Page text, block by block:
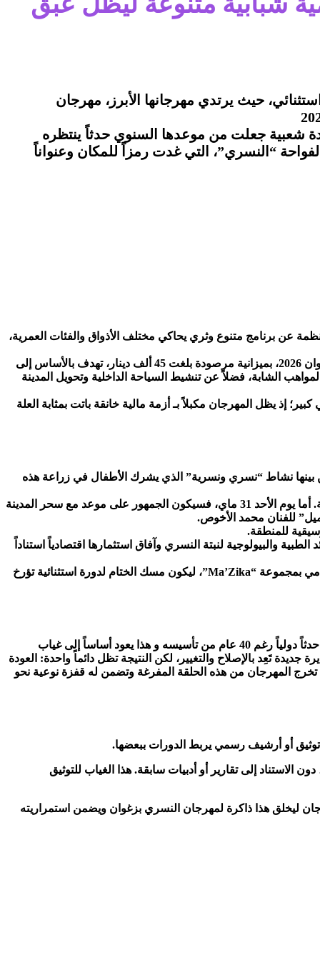
حيث يرتدي مهرجانها الأبرز، مهرجان
شعبية جعلت من موعدها السنوي حدثاً ينتظره
“النسري”، التي غدت رمزاً للمكان وعنواناً
للمهرجان ندوة صحفية يوم السبت 23 ماي 2026، كشفت خلالها الجمعية المنظمة عن برنامج متنوع وثري يحاكي مختلف الأذواق والفئات العمرية،
وفي هذا السياق، أكد مدير المهرجان، السيد حمدة غلاب، أن الفعاليات ستنطلق رسمياً يوم الجمعة 29 ماي الجاري وتستمر حتى السابع من جوان 2026، بميزانية مرصودة بلغت 45 ألف دينار، تهدف بالأساس إلى
الشابة، فضلاً عن تنشيط السياحة الداخلية وتحويل المدينة
إذ يظل المهرجان مكبلاً بـ أزمة مالية خانقة باتت بمثابة العلة
في أرجاء المدينة، يبرز من بينها نشاط “نسري ونسرية” الذي يشرك الأطفال في زراعة هذه
وتتواصل الأجواء التراثية والموسيقية في اليوم الموالي، السبت 30 ماي، مع عرض “فلاڨة” الذي يعد بتقديم لوحات فنية تحاكي الهوية التونسية. أما يوم الأحد 31 ماي، فسيكون الجمهور على موعد مع سحر المدينة
للفنان محمد الأخوص.
الضوء على الفوائد الطبية والبيولوجية لنبتة النسري وآفاق استثمارها اقتصادياً استناداً
وفي ختام هذه الملحمة الاحتفالية، يسدل الستار يوم الأحد 7 جوان 2026 بعرض سينوج المتميز “Sinouj Odyssey” الذي يجمع الفنان أحمد بنجامي بمجموعة “Ma’Zika”، ليكون مسك الختام لدورة استثنائية تؤرخ
ورغم القيمة التاريخية والثقافية الكبيرة لمهرجان النسري بزغوان، إلا أنه ما زال يعيش في دائرة ضيقة، ولم ينجح حتى الآن في التطور ليصبح حدثاً دولياً رغم 40 عام من تأسيسه و هذا يعود أساساً إلى غياب
تَعِد بالإصلاح والتغيير، لكن النتيجة تظل دائماً واحدة: العودة
تخرج المهرجان من هذه الحلقة المفرغة وتضمن له قفزة نوعية نحو
أو أرشيف رسمي يربط الدورات ببعضها.
إلى تقارير أو أدبيات سابقة. هذا الغياب للتوثيق
ليخلق هذا ذاكرة لمهرجان النسري بزغوان ويضمن استمراريته